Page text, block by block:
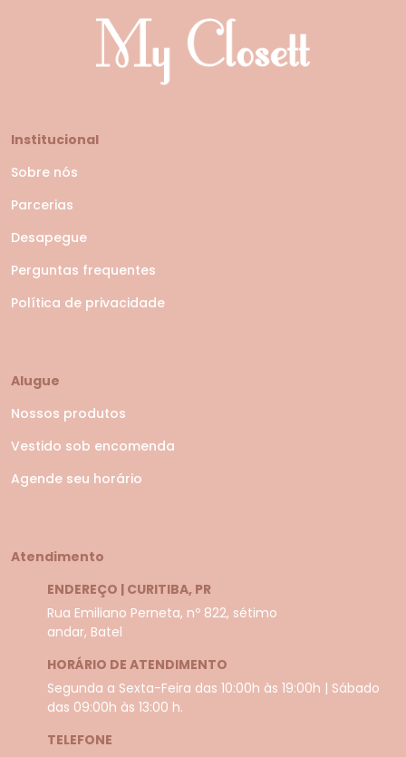
Institucional
Sobre nós
Parcerias
Desapegue
Perguntas frequentes
Política de privacidade
Alugue
Nossos produtos
Vestido sob encomenda
Agende seu horário
Atendimento
ENDEREÇO | CURITIBA, PR
Rua Emiliano Perneta, nº 822, sétimo
andar, Batel
HORÁRIO DE ATENDIMENTO
Segunda a Sexta-Feira das 10:00h às 19:00h | Sábado
das 09:00h às 13:00 h.
TELEFONE